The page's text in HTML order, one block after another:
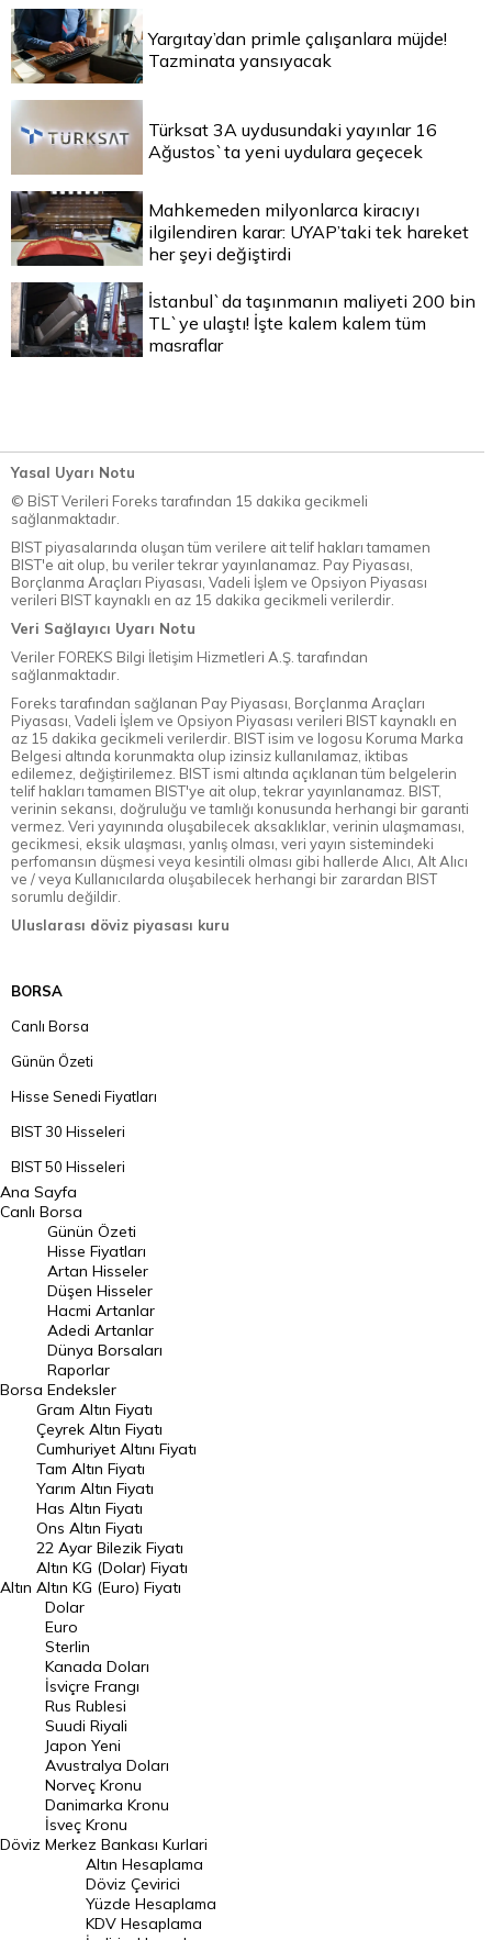
Yargıtay’dan primle çalışanlara müjde!
Tazminata yansıyacak
Türksat 3A uydusundaki yayınlar 16
Ağustos`ta yeni uydulara geçecek
Mahkemeden milyonlarca kiracıyı
ilgilendiren karar: UYAP’taki tek hareket
her şeyi değiştirdi
İstanbul`da taşınmanın maliyeti 200 bin
TL`ye ulaştı! İşte kalem kalem tüm
masraflar
Yasal Uyarı Notu
© BİST Verileri Foreks tarafından 15 dakika gecikmeli
sağlanmaktadır.
BIST piyasalarında oluşan tüm verilere ait telif hakları tamamen
BIST'e ait olup, bu veriler tekrar yayınlanamaz. Pay Piyasası,
Borçlanma Araçları Piyasası, Vadeli İşlem ve Opsiyon Piyasası
verileri BIST kaynaklı en az 15 dakika gecikmeli verilerdir.
Veri Sağlayıcı Uyarı Notu
Veriler FOREKS Bilgi İletişim Hizmetleri A.Ş. tarafından
sağlanmaktadır.
Foreks tarafından sağlanan Pay Piyasası, Borçlanma Araçları
Piyasası, Vadeli İşlem ve Opsiyon Piyasası verileri BIST kaynaklı en
az 15 dakika gecikmeli verilerdir. BIST isim ve logosu Koruma Marka
Belgesi altında korunmakta olup izinsiz kullanılamaz, iktibas
edilemez, değiştirilemez. BIST ismi altında açıklanan tüm belgelerin
telif hakları tamamen BIST'ye ait olup, tekrar yayınlanamaz. BIST,
verinin sekansı, doğruluğu ve tamlığı konusunda herhangi bir garanti
vermez. Veri yayınında oluşabilecek aksaklıklar, verinin ulaşmaması,
gecikmesi, eksik ulaşması, yanlış olması, veri yayın sistemindeki
perfomansın düşmesi veya kesintili olması gibi hallerde Alıcı, Alt Alıcı
ve / veya Kullanıcılarda oluşabilecek herhangi bir zarardan BIST
sorumlu değildir.
Uluslarası döviz piyasası kuru
BORSA
Canlı Borsa
Günün Özeti
Hisse Senedi Fiyatları
BIST 30 Hisseleri
BIST 50 Hisseleri
BIST 100 Hisseleri
En Çok Artan Hisseler
En Çok Düşen Hisseler
Hacmi Artanlar
Geçmiş Kapanışlar
Dünya Borsaları
Raporlar
Endeksler
DÖVİZ
Döviz Kuru
Dolar Kuru
Euro Kuru
Pound Kuru
Frank Kuru
Riyal Kuru
Avustralya Doları
Danimarka Kronu Kuru
Kanada Doları Kuru
Norveç Kronu Kuru
İsveç Kronu Kuru
Japon Yeni Kuru
Ana Sayfa
Canlı Borsa
Borsa
Günün Özeti
Hisse Fiyatları
Artan Hisseler
Düşen Hisseler
Hacmi Artanlar
Adedi Artanlar
Dünya Borsaları
Raporlar
Endeksler
Altın
Gram Altın Fiyatı
Çeyrek Altın Fiyatı
Cumhuriyet Altını Fiyatı
Tam Altın Fiyatı
Yarım Altın Fiyatı
Has Altın Fiyatı
Ons Altın Fiyatı
22 Ayar Bilezik Fiyatı
Altın KG (Dolar) Fiyatı
Altın KG (Euro) Fiyatı
Döviz
Dolar
Euro
Sterlin
Kanada Doları
İsviçre Frangı
Rus Rublesi
Suudi Riyali
Japon Yeni
Avustralya Doları
Norveç Kronu
Danimarka Kronu
İsveç Kronu
Merkez Bankası Kurlari
Altın Hesaplama
Döviz Çevirici
Yüzde Hesaplama
KDV Hesaplama